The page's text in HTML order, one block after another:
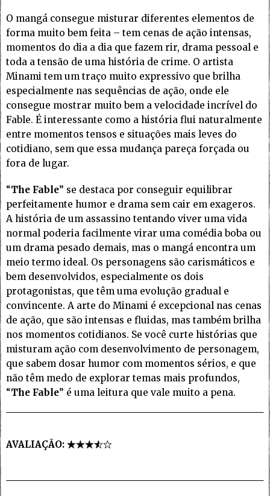
O mangá consegue misturar diferentes elementos de
forma muito bem feita – tem cenas de ação intensas,
momentos do dia a dia que fazem rir, drama pessoal e
toda a tensão de uma história de crime. O artista
Minami tem um traço muito expressivo que brilha
especialmente nas sequências de ação, onde ele
consegue mostrar muito bem a velocidade incrível do
Fable. É interessante como a história flui naturalmente
entre momentos tensos e situações mais leves do
cotidiano, sem que essa mudança pareça forçada ou
fora de lugar.
“The Fable” se destaca por conseguir equilibrar
perfeitamente humor e drama sem cair em exageros.
A história de um assassino tentando viver uma vida
normal poderia facilmente virar uma comédia boba ou
um drama pesado demais, mas o mangá encontra um
meio termo ideal. Os personagens são carismáticos e
bem desenvolvidos, especialmente os dois
protagonistas, que têm uma evolução gradual e
convincente. A arte do Minami é excepcional nas cenas
de ação, que são intensas e fluidas, mas também brilha
nos momentos cotidianos. Se você curte histórias que
misturam ação com desenvolvimento de personagem,
que sabem dosar humor com momentos sérios, e que
não têm medo de explorar temas mais profundos,
“The Fable” é uma leitura que vale muito a pena.
AVALIAÇÃO: